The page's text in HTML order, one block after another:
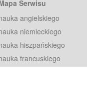
Serwisu
angielskiego
niemieckiego
hiszpańskiego
francuskiego